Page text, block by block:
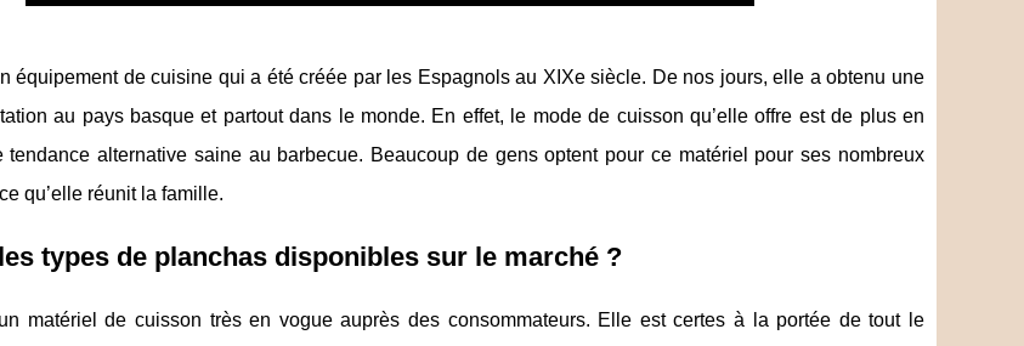
équipement de cuisine qui a été créée par les Espagnols au XIXesiècle. De nos jours, elle a obtenu une
au pays basque et partout dans le monde. En effet, le mode de cuisson qu’elle offre est de plus en
tendance alternative saine au barbecue. Beaucoup de gens optent pour ce matériel pour ses nombreux
qu’elle réunit la famille.
types de planchas disponibles sur le marché ?
matériel de cuisson très en vogue auprès des consommateurs. Elle est certes à la portée de tout le